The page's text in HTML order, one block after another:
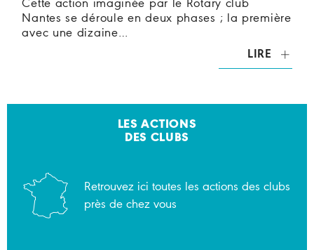
Cette action imaginée par le Rotary club
Nantes se déroule en deux phases ; la première
avec une dizaine…
LIRE
LES ACTIONS
DES CLUBS
Retrouvez ici toutes les actions des clubs
près de chez vous